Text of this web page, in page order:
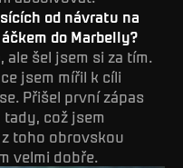
od návratu na
do Marbelly?
ale šel jsem si za tím.
jsem mířil k cíli
Přišel první zápas
tady, což jsem
toho obrovskou
velmi dobře.